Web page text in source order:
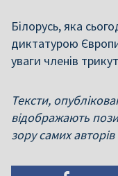
Білорусь, яка
диктатурою
уваги членів
Тексти,
відображають
зору самих авторів